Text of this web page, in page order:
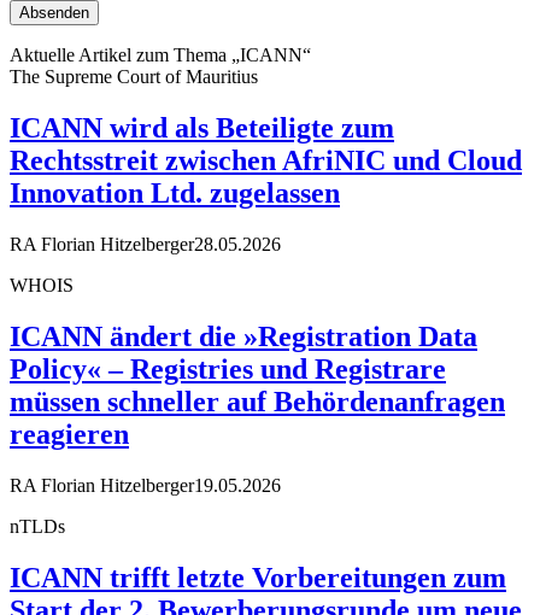
Aktuelle Artikel zum Thema „ICANN“
The Supreme Court of Mauritius
ICANN wird als Beteiligte zum
Rechtsstreit zwischen AfriNIC und Cloud
Innovation Ltd. zugelassen
RA Florian Hitzelberger28.05.2026
WHOIS
ICANN ändert die »Registration Data
Policy« – Registries und Registrare
müssen schneller auf Behördenanfragen
reagieren
RA Florian Hitzelberger19.05.2026
nTLDs
ICANN trifft letzte Vorbereitungen zum